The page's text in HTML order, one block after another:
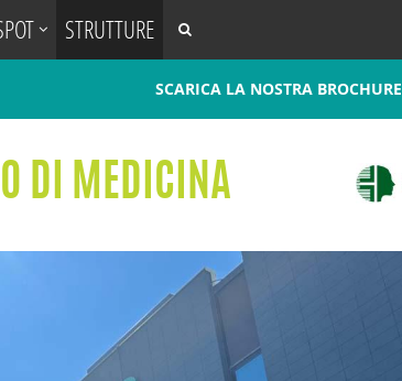
STRUTTURE
SCARICA LA NOSTRA BROCHURE
DI MEDICINA